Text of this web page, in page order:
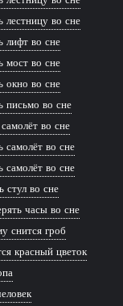
лестницу во сне
лифт во сне
мост во сне
окно во сне
письмо во сне
во сне
самолёт во сне
самолёт во сне
стул во сне
часы во сне
снится гроб
красный цветок